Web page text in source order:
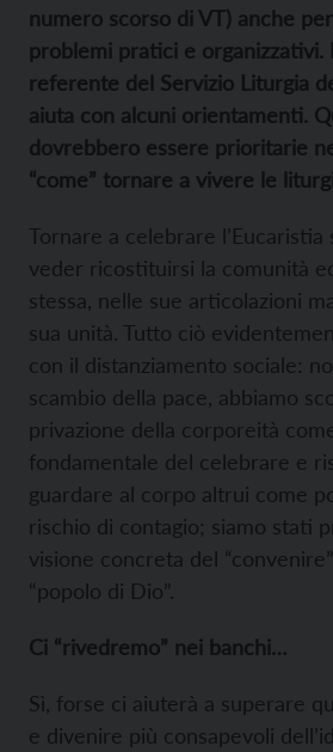
numero scorso di VT) anche
problemi pratici e organizzativi.
referente del Servizio Liturgia
aiuta con alcuni orientamenti.
dovrebbero essere prioritarie
“come” tornare a vivere le
Tornare a celebrare
veder ricostituirsi la comunità
stessa, nelle sue articolazioni
sua unità. Tutto ciò
con il distanziamento sociale:
scambio della pace, abbiamo
privazione della corporeità
fondamentale del celebrare e
guardare al corpo altrui come
rischio di contagio; siamo stati
visione concreta del
“popolo di Dio”.
Ci “rivedremo” nei banchi…
Sì, forse ci aiuterà a superare
e divenire più consapevoli